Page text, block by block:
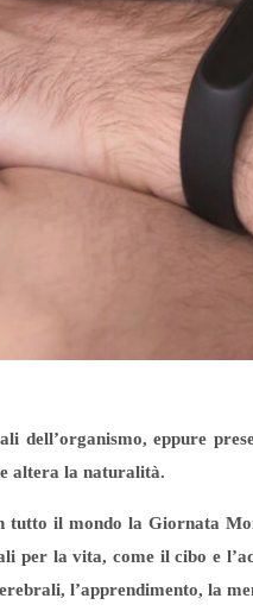
dell’organismo, eppure
altera la naturalità.
tutto il mondo la Giornata
per la vita, come il cibo e
l’apprendimento, la